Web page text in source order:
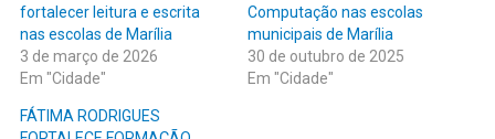
fortalecer leitura e escrita
nas escolas de Marília
3 de março de 2026
Em "Cidade"
Computação nas escolas
municipais de Marília
30 de outubro de 2025
Em "Cidade"
FÁTIMA RODRIGUES